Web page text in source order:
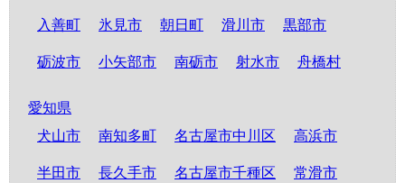
入善町 氷見市 朝日町 滑川市 黒部市
砺波市 小矢部市 南砺市 射水市 舟橋村
愛知県
犬山市
南知多町 名古屋市中川区 高浜市
半田市 長久手市 名古屋市千種区 常滑市